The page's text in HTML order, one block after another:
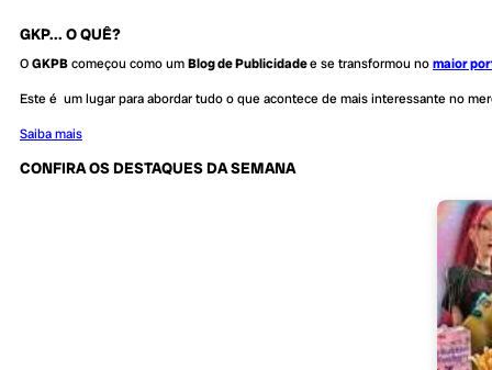
GKP... O QUÊ?
OGKPBcomeçou como umBlog de Publicidadee se transformou nomaior
Este é um lugar para abordar tudo o que acontece de mais interessante no
Saiba mais
CONFIRA OS DESTAQUES DA SEMANA